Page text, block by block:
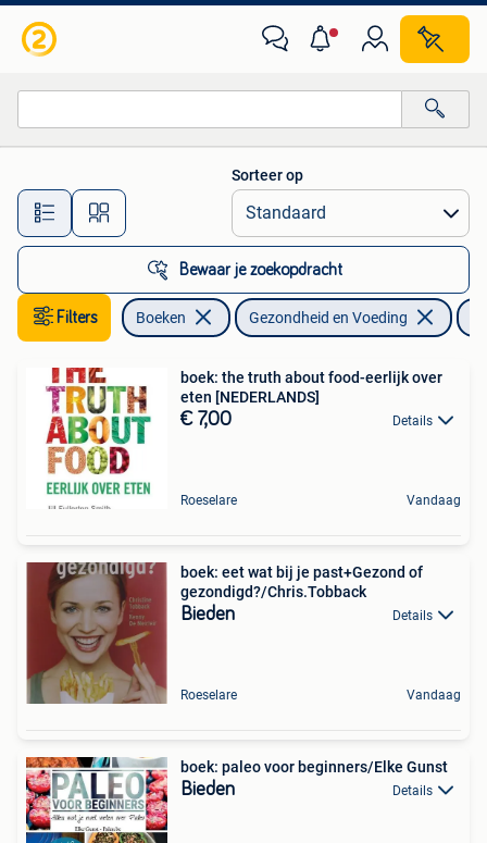
Alle afstanden…
Sorteer op
Bewaar je zoekopdracht
Filters Boeken Gezondheid en Voeding
boek: the truth about food-eerlijk over
eten [NEDERLANDS]
€ 7,00 Details
Roeselare Vandaag
boek: eet wat bij je past+Gezond of
gezondigd?/Chris.Tobback
Bieden Details
Roeselare Vandaag
boek: paleo voor beginners/Elke Gunst
Bieden Details